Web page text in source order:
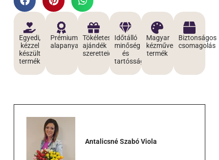
Egyedi,
kézzel
készült
termék
Prémium
alapanyagokból
Tökéletes
ajándék
szeretteidnek
Időtálló
minőség
és
tartósság
Magyar
kézműves
termék
Biztonságos
csomagolás
Antalicsné Szabó Viola